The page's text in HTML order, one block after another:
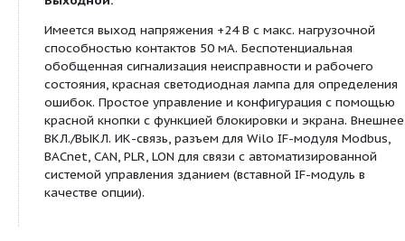
преобразователем с воздушным охлаждением.
преобразователь с плавной регулировкой
от 17 до макс. 60 Гц (частота вращения мотора
3600 об/мин).
Регулирование частоты вращения:
«Регулирование частоты вращения»:
красной кнопки или внешних сигналов
«Постоянный перепад давления»: